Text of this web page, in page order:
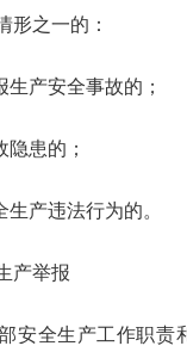
形之一的：
生产安全事故的；
隐患的；
产违法行为的。
产举报
安全生产工作职责